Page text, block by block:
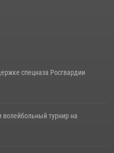
спецназа Росгвардии
турнир на